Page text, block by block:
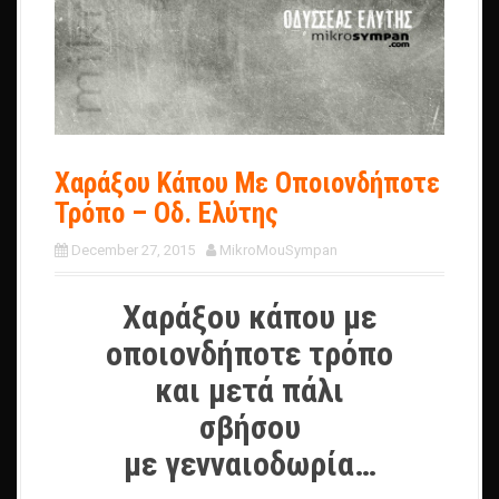
Χαράξου Κάπου Με Οποιονδήποτε
Τρόπο – Οδ. Ελύτης
December 27, 2015 MikroMouSympan
Χαράξου κάπου με
οποιονδήποτε τρόπο
και μετά πάλι
σβήσου
με γενναιοδωρία…